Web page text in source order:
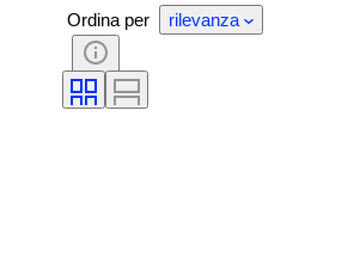
Ordina per rilevanza